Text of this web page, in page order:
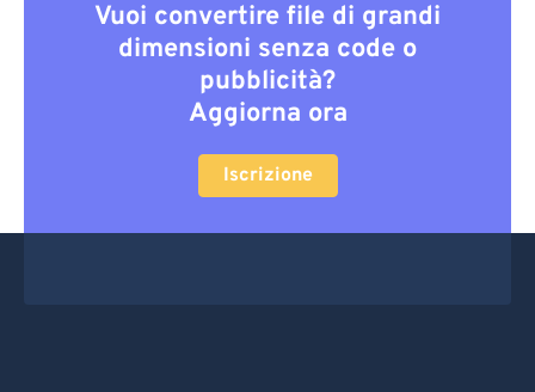
Vuoi convertire file di grandi
dimensioni senza code o
pubblicità?
Aggiorna ora
Iscrizione